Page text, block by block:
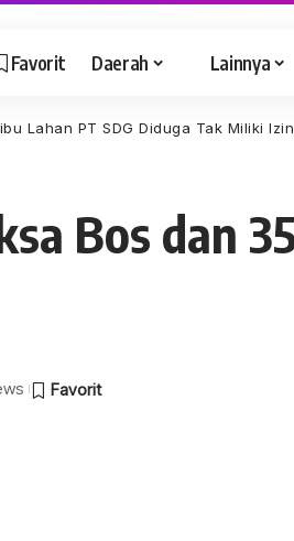
Favorit Daerah Lainnya
Lahan PT SDG Diduga Tak Miliki Izin
Bos dan